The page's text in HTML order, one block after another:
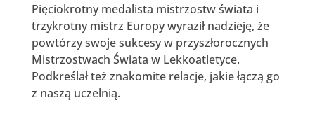
Pięciokrotny medalista mistrzostw świata i
trzykrotny mistrz Europy wyraził nadzieję, że
powtórzy swoje sukcesy w przyszłorocznych
Mistrzostwach Świata w Lekkoatletyce.
Podkreślał też znakomite relacje, jakie łączą go
z naszą uczelnią.